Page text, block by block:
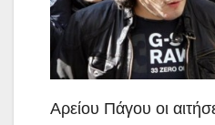
Αρείου Πάγου οι